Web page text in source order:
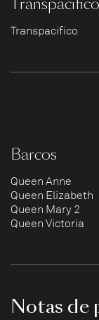
Transpacífico
Barcos
Queen Anne
Queen Elizabeth
Queen Mary 2
Queen Victoria
Notas de